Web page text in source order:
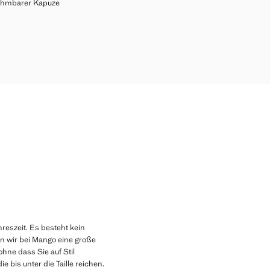
MIT ABNEHMBARER KAPUZE
MIT ABNEHMBARER KAPUZE
MIT ABNEHMBARER KAPUZE
MIT ABNEHMBARER KAPUZE
MIT ABNEHMBARER KAPUZE
Kapuze
]
Es besteht kein
wir bei Mango eine große
dass Sie auf Stil
bis unter die Taille reichen.